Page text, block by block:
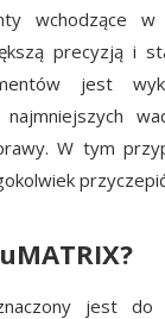
wchodzące
precyzją i
jest
W tym
jest